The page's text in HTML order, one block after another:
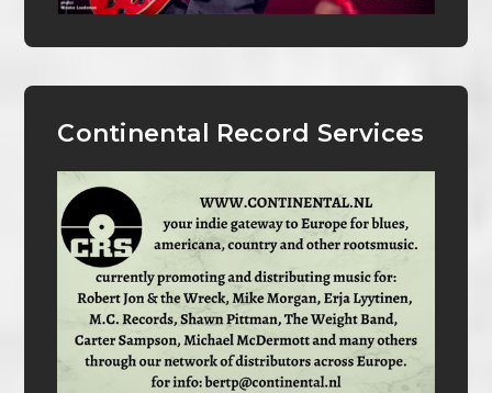
Continental Record Services